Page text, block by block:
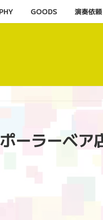
GOODS 演奏依頼
ラーベア